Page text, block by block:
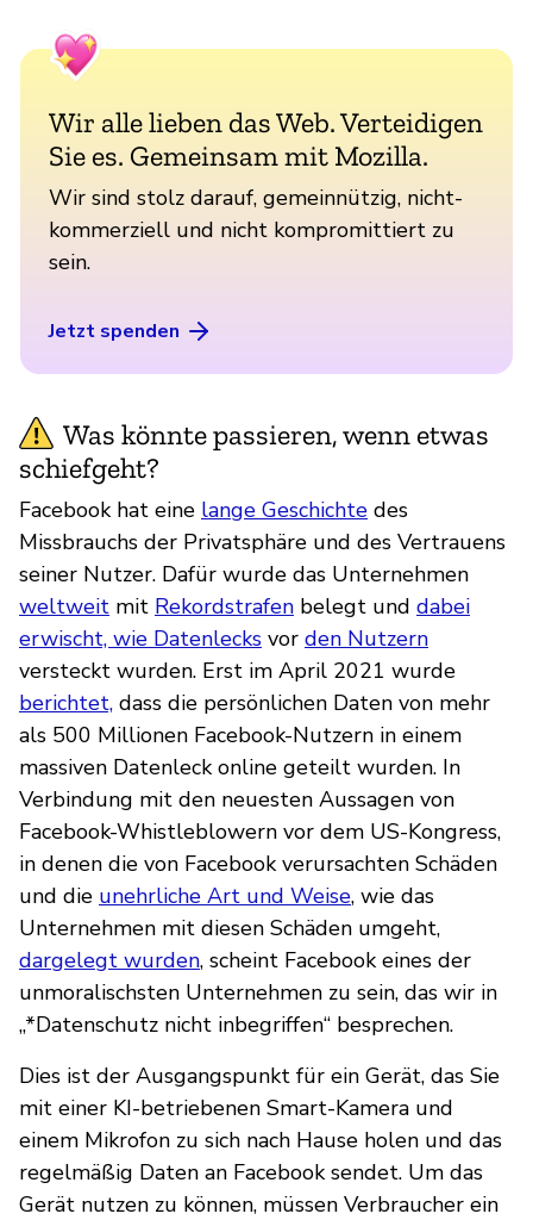
Wir alle lieben das Web. Verteidigen
Sie es. Gemeinsam mit Mozilla.
Wir sind stolz darauf, gemeinnützig, nicht-
kommerziell und nicht kompromittiert zu
sein.
Jetzt spenden
Was könnte passieren, wenn etwas
schiefgeht?
Facebook hat eine lange Geschichte des
Missbrauchs der Privatsphäre und des Vertrauens
seiner Nutzer. Dafür wurde das Unternehmen
weltweit mit Rekordstrafen belegt und dabei
erwischt, wie Datenlecks vor den Nutzern
versteckt wurden. Erst im April 2021 wurde
berichtet, dass die persönlichen Daten von mehr
als 500 Millionen Facebook-Nutzern in einem
massiven Datenleck online geteilt wurden. In
Verbindung mit den neuesten Aussagen von
Facebook-Whistleblowern vor dem US-Kongress,
in denen die von Facebook verursachten Schäden
und die unehrliche Art und Weise, wie das
Unternehmen mit diesen Schäden umgeht,
dargelegt wurden, scheint Facebook eines der
unmoralischsten Unternehmen zu sein, das wir in
„*Datenschutz nicht inbegriffen“ besprechen.
Dies ist der Ausgangspunkt für ein Gerät, das Sie
mit einer KI-betriebenen Smart-Kamera und
einem Mikrofon zu sich nach Hause holen und das
regelmäßig Daten an Facebook sendet. Um das
Gerät nutzen zu können, müssen Verbraucher ein